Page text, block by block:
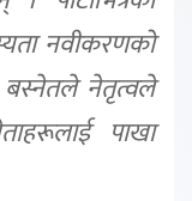
नवीकरणको
बस्नेतले नेतृत्वले
पाखा